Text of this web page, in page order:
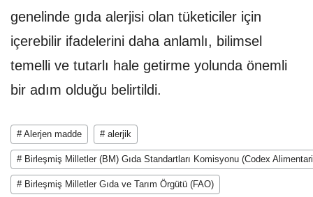
genelinde gıda alerjisi olan tüketiciler için
içerebilir ifadelerini daha anlamlı, bilimsel
temelli ve tutarlı hale getirme yolunda önemli
bir adım olduğu belirtildi.
# Alerjen madde # alerjik
# Birleşmiş Milletler (BM) Gıda Standartları Komisyonu (Codex
# Birleşmiş Milletler Gıda ve Tarım Örgütü (FAO)